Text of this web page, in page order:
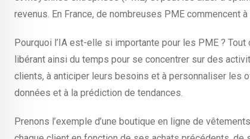
revenus. En France, de nombreuses PME commencent
Pourquoi l’IA est-elle si importante pour les PME ?
libérant ainsi du temps pour se concentrer sur des
clients, à anticiper leurs besoins et à personnaliser les
données et à la prédiction de tendances.
Prenons l’exemple d’une boutique en ligne de